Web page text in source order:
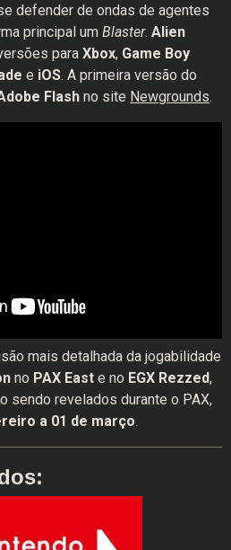
defender de ondas de agentes
principal um Blaster. Alien
para Xbox, Game Boy
e iOS. A primeira versão do
Flash no site Newgrounds.
mais detalhada da jogabilidade
no PAX East e no EGX Rezzed,
sendo revelados durante o PAX,
a 01 de março.